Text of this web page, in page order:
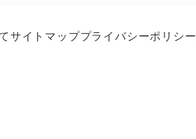
サイトマッププライバシーポリシー